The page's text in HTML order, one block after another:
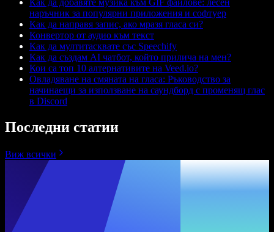
Как да добавяте музика към GIF файлове: лесен
наръчник за популярни приложения и софтуер
Как да направя запис, ако мразя гласа си?
Конвертор от аудио към текст
Как да мултитасквате със Speechify
Как да създам AI чатбот, който прилича на мен?
Кои са топ 10 алтернативите на Veed.io?
Овладяване на смяната на гласа: Ръководство за
начинаещи за използване на саундборд с променящ глас
в Discord
Последни статии
Виж всички